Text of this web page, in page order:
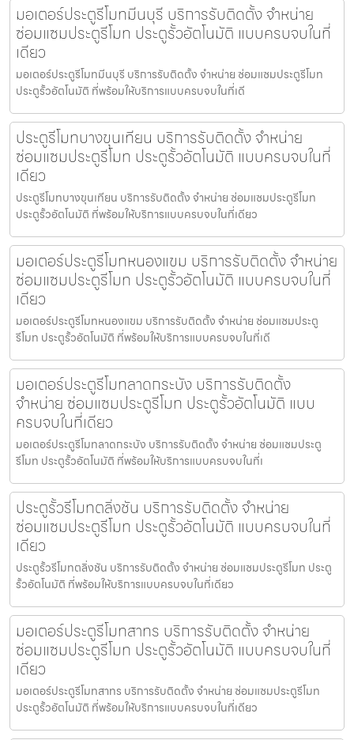
มอเตอร์ประตูรีโมทมีนบุรี บริการรับติดตั้ง จำหน่าย
ซ่อมแซมประตูรีโมท ประตูรั้วอัตโนมัติ แบบครบจบในที่
เดียว
มอเตอร์ประตูรีโมทมีนบุรี บริการรับติดตั้ง จำหน่าย ซ่อมแซมประตูรีโมท
ประตูรั้วอัตโนมัติ ที่พร้อมให้บริการแบบครบจบในที่เดี
ประตูรีโมทบางขุนเทียน บริการรับติดตั้ง จำหน่าย
ซ่อมแซมประตูรีโมท ประตูรั้วอัตโนมัติ แบบครบจบในที่
เดียว
ประตูรีโมทบางขุนเทียน บริการรับติดตั้ง จำหน่าย ซ่อมแซมประตูรีโมท
ประตูรั้วอัตโนมัติ ที่พร้อมให้บริการแบบครบจบในที่เดียว
มอเตอร์ประตูรีโมทหนองแขม บริการรับติดตั้ง จำหน่าย
ซ่อมแซมประตูรีโมท ประตูรั้วอัตโนมัติ แบบครบจบในที่
เดียว
มอเตอร์ประตูรีโมทหนองแขม บริการรับติดตั้ง จำหน่าย ซ่อมแซมประตู
รีโมท ประตูรั้วอัตโนมัติ ที่พร้อมให้บริการแบบครบจบในที่เดี
มอเตอร์ประตูรีโมทลาดกระบัง บริการรับติดตั้ง
จำหน่าย ซ่อมแซมประตูรีโมท ประตูรั้วอัตโนมัติ แบบ
ครบจบในที่เดียว
มอเตอร์ประตูรีโมทลาดกระบัง บริการรับติดตั้ง จำหน่าย ซ่อมแซมประตู
รีโมท ประตูรั้วอัตโนมัติ ที่พร้อมให้บริการแบบครบจบในที่เ
ประตูรั้วรีโมทตลิ่งชัน บริการรับติดตั้ง จำหน่าย
ซ่อมแซมประตูรีโมท ประตูรั้วอัตโนมัติ แบบครบจบในที่
เดียว
ประตูรั้วรีโมทตลิ่งชัน บริการรับติดตั้ง จำหน่าย ซ่อมแซมประตูรีโมท ประตู
รั้วอัตโนมัติ ที่พร้อมให้บริการแบบครบจบในที่เดียว
มอเตอร์ประตูรีโมทสาทร บริการรับติดตั้ง จำหน่าย
ซ่อมแซมประตูรีโมท ประตูรั้วอัตโนมัติ แบบครบจบในที่
เดียว
มอเตอร์ประตูรีโมทสาทร บริการรับติดตั้ง จำหน่าย ซ่อมแซมประตูรีโมท
ประตูรั้วอัตโนมัติ ที่พร้อมให้บริการแบบครบจบในที่เดียว